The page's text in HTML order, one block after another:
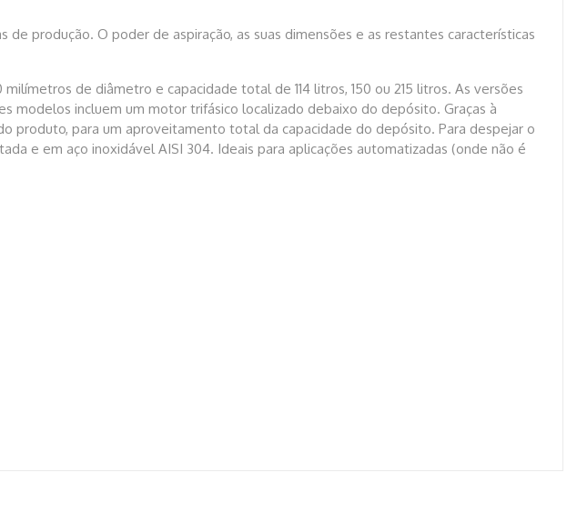
produção. O poder de aspiração, as suas dimensões e as restantes características
de diâmetro e capacidade total de 114 litros, 150 ou 215 litros. As versões
modelos incluem um motor trifásico localizado debaixo do depósito. Graças à
produto, para um aproveitamento total da capacidade do depósito. Para despejar o
e em aço inoxidável AISI 304. Ideais para aplicações automatizadas (onde não é